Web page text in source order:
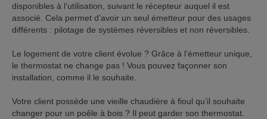
disponibles à l’utilisation, suivant le récepteur auquel il est
associé. Cela permet d’avoir un seul émetteur pour des usages
différents : pilotage de systèmes réversibles et non réversibles.
Le logement de votre client évolue ? Grâce à l’émetteur unique,
le thermostat ne change pas ! Vous pouvez façonner son
installation, comme il le souhaite.
Votre client possède une vieille chaudière à fioul qu’il souhaite
changer pour un poêle à bois ? Il peut garder son thermostat.